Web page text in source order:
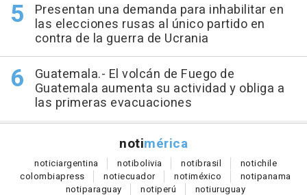
Presentan una demanda para inhabilitar en
las elecciones rusas al único partido en
contra de la guerra de Ucrania
Guatemala.- El volcán de Fuego de
Guatemala aumenta su actividad y obliga a
las primeras evacuaciones
notimérica
noticiargentina notibolivia notibrasil notichile
colombiapress notiecuador notiméxico notipanama
notiparaguay notiperú notiuruguay